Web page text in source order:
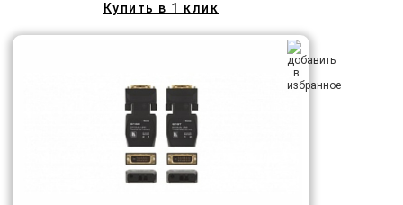
Купить в 1 клик